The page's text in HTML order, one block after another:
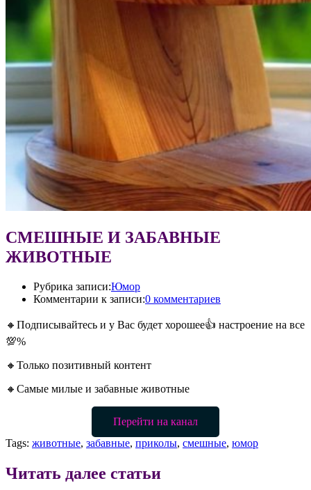
СМЕШНЫЕ И ЗАБАВНЫЕ
ЖИВОТНЫЕ
Рубрика записи:Юмор
Комментарии к записи:0 комментариев
🔸Подписывайтесь и у Вас будет хорошее👍 настроение на все
💯%
🔸Только позитивный контент
🔸Самые милые и забавные животные
Перейти на канал
Tags: животные, забавные, приколы, смешные, юмор
Читать далее статьи